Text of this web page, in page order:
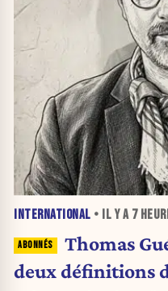
INTERNATIONAL • IL Y A 7
Thomas
deux définitions